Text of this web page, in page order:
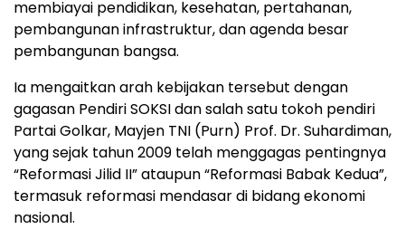
membiayai pendidikan, kesehatan, pertahanan,
pembangunan infrastruktur, dan agenda besar
pembangunan bangsa.
Ia mengaitkan arah kebijakan tersebut dengan
gagasan Pendiri SOKSI dan salah satu tokoh pendiri
Partai Golkar, Mayjen TNI (Purn) Prof. Dr. Suhardiman,
yang sejak tahun 2009 telah menggagas pentingnya
“Reformasi Jilid II” ataupun “Reformasi Babak Kedua”,
termasuk reformasi mendasar di bidang ekonomi
nasional.